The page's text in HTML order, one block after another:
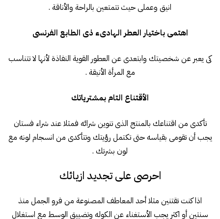
انيق وعملى حيث تتمتعين بالراحة والأناقة .
اهتمى باختيار العطر الهادىء ذى الطابع الفرنسى
كى يعبر عن شخصيتك وابتعدى عن العطور القوية النفاذة لأنها لا تتناسب
مع المرأة الأنيقة .
الأقتناع التام بمشترياتك
تأكدى من اقتناعك بالمنتج الذى تنوين شرائه فمثلا عند شراء فستان
يجب أن تقومى بقياسه حتى تكتمل رؤيتك وتتأكدى من انسجام لونه مع
لون بشرتك .
احرصى على تجديد ازيائك
اذا كنت تقتنين مثلا أحد المعاطف المصنوعة من فرو الجمل منذ
سنتين أو اكثر يجب الأستغناء عن الكوله وتضييق الوسط مع استغلال